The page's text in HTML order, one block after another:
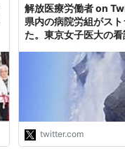
解放医療労働者 on
県内の病院労組がス
た。東京女子医大の
最前線の医療機関が
けを医療労働者に回
ろうとしていること
す。そもそも医療…
https://t.co/
twitter.com